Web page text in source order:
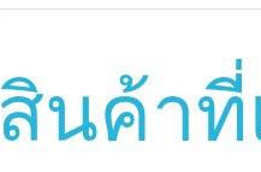
สินค้าที่